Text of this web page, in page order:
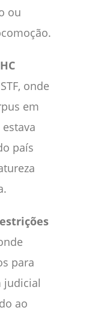
ou
HC
onde
em
país
para
judicial
ao